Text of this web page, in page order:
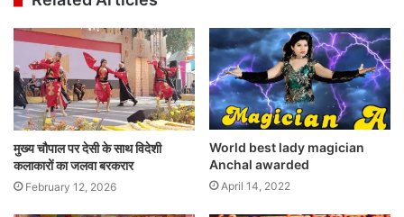
मुख्य चौपाल पर देसी के साथ विदेशी
कलाकारों का जलवा बरकरार
February 12, 2026
World best lady magician
Anchal awarded
April 14, 2022